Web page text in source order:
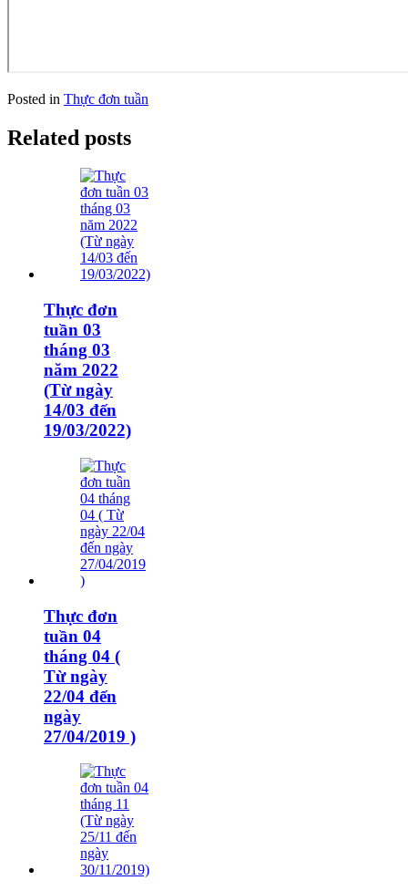
Posted in Thực đơn tuần
Related posts
Thực đơn
tuần 03
tháng 03
năm 2022
(Từ ngày
14/03 đến
19/03/2022)
Thực đơn
tuần 04
tháng 04 (
Từ ngày
22/04 đến
ngày
27/04/2019 )